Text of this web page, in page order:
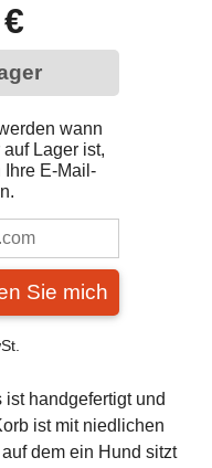
wann
Lager ist,
Ihre E-Mail-
Sie mich
handgefertigt und
ist mit niedlichen
dem ein Hund sitzt